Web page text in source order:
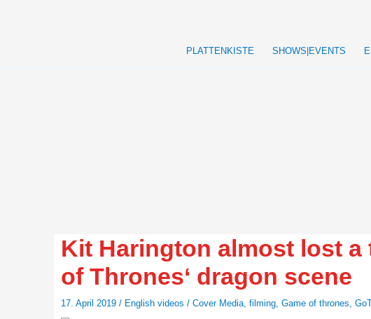
PLATTENKISTE
SHOWS|EVENTS
Kit Harington almost lost a
of Thrones‘ dragon scene
17. April 2019 / English videos / Cover Media, filming, Game of thrones,